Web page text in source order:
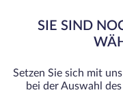
SIE SIND
Setzen Sie sich mit
bei der Auswahl